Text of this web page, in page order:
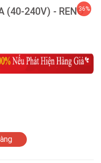
(40-240V) - RENO36%